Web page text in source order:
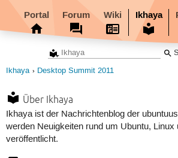
Portal Forum Wiki Ikhaya
Ikhaya Desktop Summit 2011
Über Ikhaya
Ikhaya ist der Nachrichtenblog der
werden Neuigkeiten rund um Ubuntu, Linux
veröffentlicht.